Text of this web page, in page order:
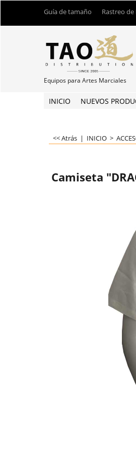
Guía de tamaño Rastreo de
Equipos para Artes Marciales
INICIO NUEVOS
<< Atrás | INICIO >
Camiseta